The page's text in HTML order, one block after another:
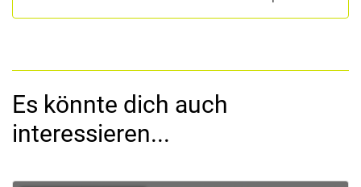
Es könnte dich auch
interessieren...